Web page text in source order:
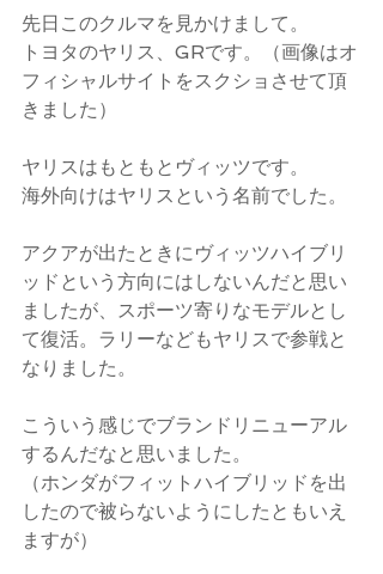
先日このクルマを見かけまして。
トヨタのヤリス、GRです。（画像はオ
フィシャルサイトをスクショさせて頂
きました）
ヤリスはもともとヴィッツです。
海外向けはヤリスという名前でした。
アクアが出たときにヴィッツハイブリ
ッドという方向にはしないんだと思い
ましたが、スポーツ寄りなモデルとし
て復活。ラリーなどもヤリスで参戦と
なりました。
こういう感じでブランドリニューアル
するんだなと思いました。
（ホンダがフィットハイブリッドを出
したので被らないようにしたともいえ
ますが）